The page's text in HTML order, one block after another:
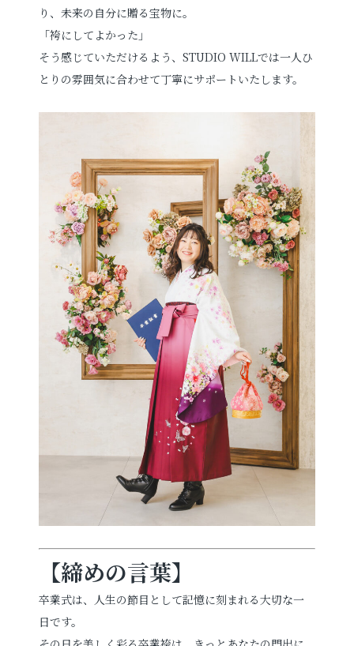
り、未来の自分に贈る宝物に。
「袴にしてよかった」
そう感じていただけるよう、STUDIO WILLでは一人ひ
とりの雰囲気に合わせて丁寧にサポートいたします。
【締めの言葉】
卒業式は、人生の節目として記憶に刻まれる大切な一
日です。